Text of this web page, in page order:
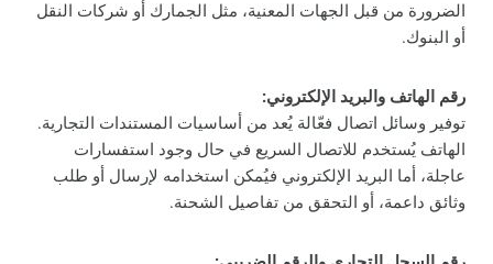
الضرورة من قبل الجهات المعنية، مثل الجمارك أو شركات النقل
أو البنوك.
رقم الهاتف والبريد الإلكتروني:
توفير وسائل اتصال فعّالة يُعد من أساسيات المستندات التجارية.
الهاتف يُستخدم للاتصال السريع في حال وجود استفسارات
عاجلة، أما البريد الإلكتروني فيُمكن استخدامه لإرسال أو طلب
وثائق داعمة، أو التحقق من تفاصيل الشحنة.